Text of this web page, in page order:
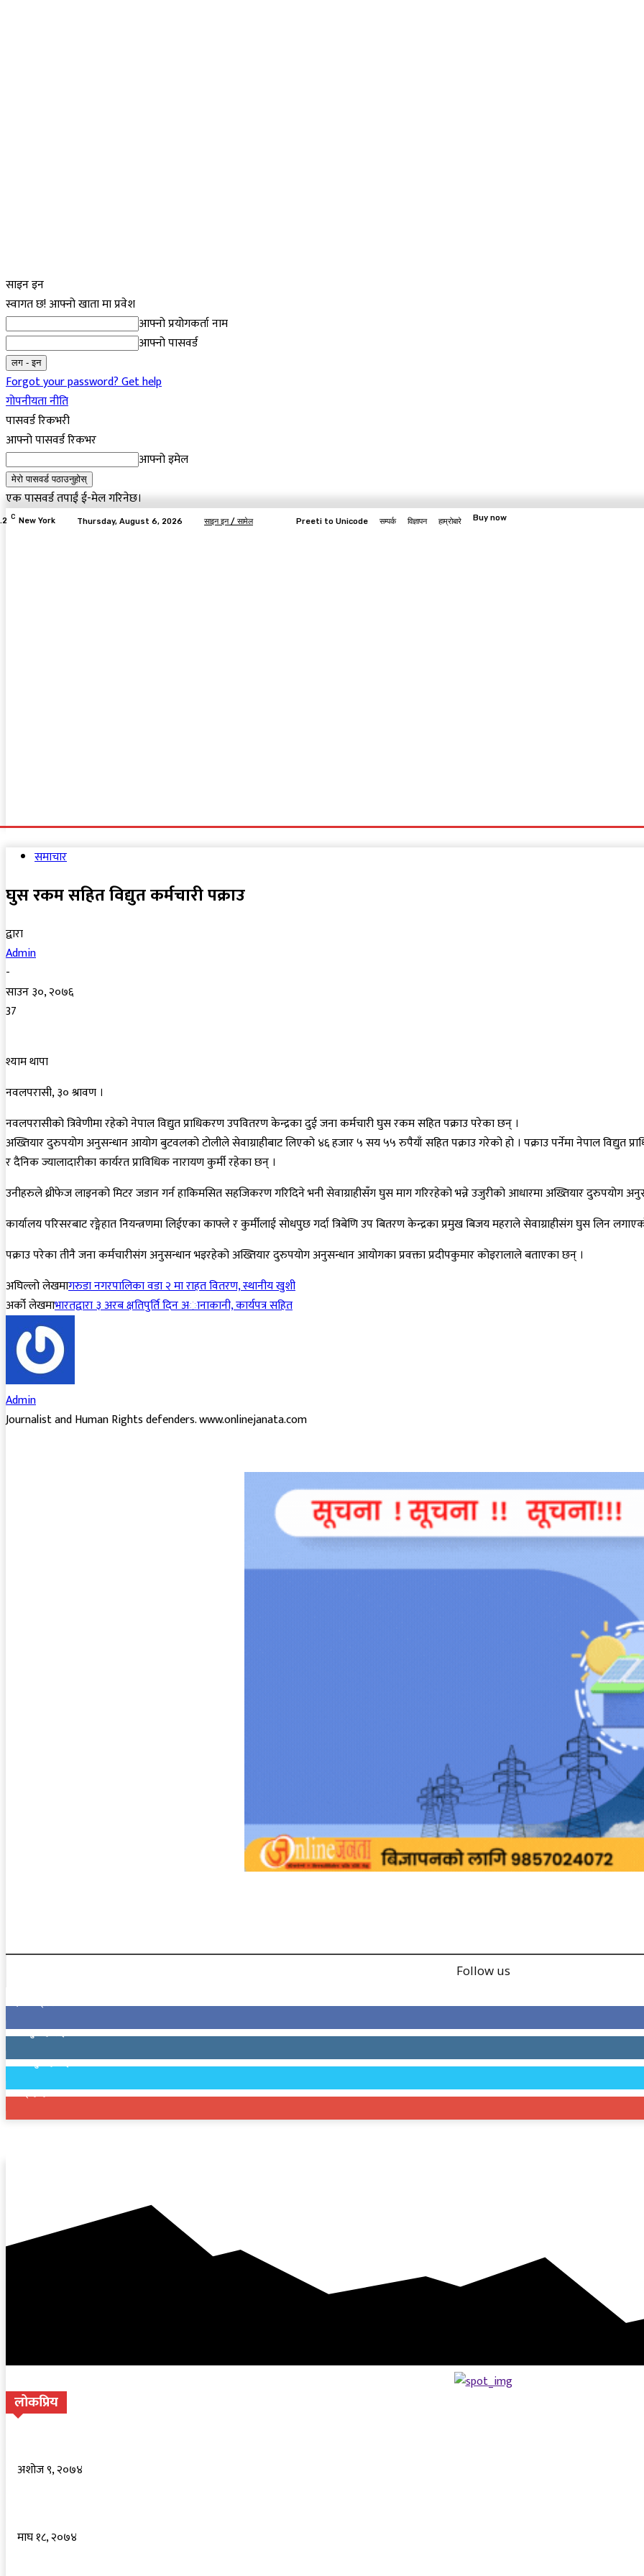
साइन इन
स्वागत छ! आफ्नो खाता मा प्रवेश
आफ्नो प्रयोगकर्ता नाम
आफ्नो पासवर्ड
Forgot your password? Get help
गोपनीयता नीति
पासवर्ड रिकभरी
आफ्नो पासवर्ड रिकभर
आफ्नो इमेल
एक पासवर्ड तपाईं ई-मेल गरिनेछ।
C New York Thursday, August 6, 2026 साइन इन / सामेल Preeti to Unicode सम्पर्क विज्ञापन हाम्रोबारे Buy now
समाचार
घुस रकम सहित विद्युत कर्मचारी पक्राउ
द्वारा
Admin
-
साउन ३०, २०७६
37
श्याम थापा
नवलपरासी, ३० श्रावण ।
नवलपरासीको त्रिवेणीमा रहेको नेपाल विद्युत प्राधिकरण उपवितरण केन्द्रका दुई जना कर्मचारी घुस रकम सहित पक्राउ परेका छन् ।
अख्तियार दुरुपयोग अनुसन्धान आयोग बुटवलको टोलीले सेवाग्राहीबाट लिएको ४६ हजार ५ सय ५५ रुपैयाँ सहित पक्राउ गरेको हो । पक्राउ पर्नेमा नेपाल विद्युत
र दैनिक ज्यालादारीका कार्यरत प्राविधिक नारायण कुर्मी रहेका छन् ।
उनीहरुले थ्रीफेज लाइनको मिटर जडान गर्न हाकिमसित सहजिकरण गरिदिने भनी सेवाग्राहीसँग घुस माग गरिरहेको भन्ने उजुरीको आधारमा अख्तियार
कार्यालय परिसरबाट रङ्गेहात नियन्त्रणमा लिईएका काफ्ले र कुर्मीलाई सोधपुछ गर्दा त्रिबेणि उप बितरण केन्द्रका प्रमुख बिजय महराले सेवाग्राहीसंग घुस लिन
पक्राउ परेका तीनै जना कर्मचारीसंग अनुसन्धान भइरहेको अख्तियार दुरुपयोग अनुसन्धान आयोगका प्रवक्ता प्रदीपकुमार कोइरालाले बताएका छन् ।
अघिल्लो लेखमागरुडा नगरपालिका वडा २ मा राहत वितरण, स्थानीय खुशी
अर्को लेखमाभारतद्वारा ३ अरब क्षतिपुर्ति दिन अानाकानी, कार्यपत्र सहित
Admin
Journalist and Human Rights defenders. www.onlinejanata.com
Follow us
0 अनुयायीहरूलाई
19 अनुयायीहरूलाई
5 ग्राहकहरु
लोकप्रिय
अशोज ९, २०७४
माघ १८, २०७४